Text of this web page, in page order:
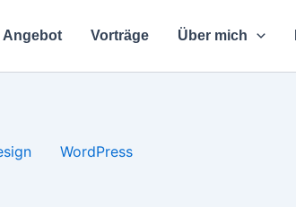
Angebot Vorträge Über mich
WordPress